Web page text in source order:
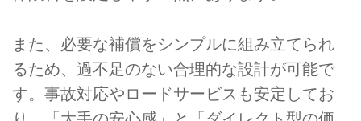
また、必要な補償をシンプルに組み立てられ
るため、過不足のない合理的な設計が可能で
す。事故対応やロードサービスも安定してお